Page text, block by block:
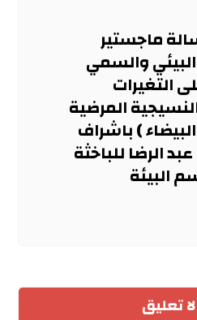
ماجستير
والسمي
التغيرات
المرضية
) باشراف
الرضا للباخثة
البيئة
لا تعليق